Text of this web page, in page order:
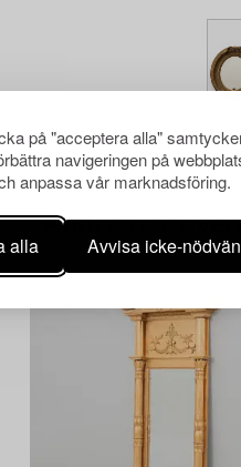
på "acceptera alla"
navigeringen på
anpassa vår marknadsföring.
alla Avvisa icke-
Andra har